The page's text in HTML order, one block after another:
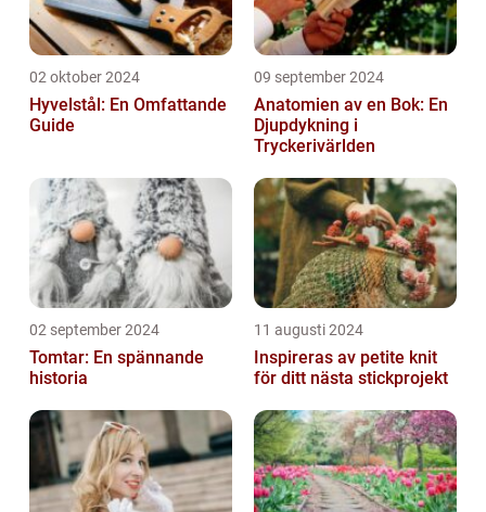
02 oktober 2024
Hyvelstål: En Omfattande
Guide
09 september 2024
Anatomien av en Bok: En
Djupdykning i
Tryckerivärlden
02 september 2024
Tomtar: En spännande
historia
11 augusti 2024
Inspireras av petite knit
för ditt nästa stickprojekt